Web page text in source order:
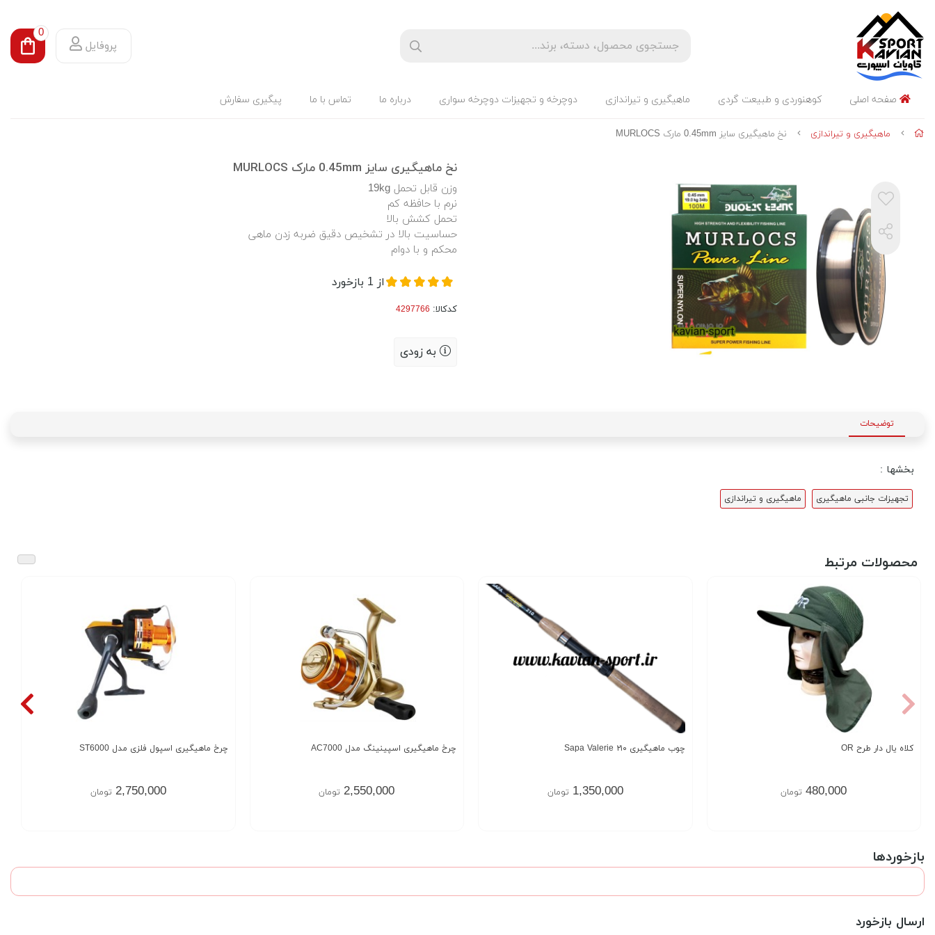
پروفایل
0
صفحه اصلی کوهنوردی و طبیعت گردی ماهیگیری و تیراندازی دوچرخه و تجهیزات دوچرخه سواری درباره ما تماس با ما پیگیری سفارش
ماهیگیری و تیراندازی نخ ماهیگیری سایز 0.45mm مارک MURLOCS
نخ ماهیگیری سایز 0.45mm مارک MURLOCS
وزن قابل تحمل 19kg
نرم با حافظه کم
تحمل کشش بالا
حساسیت بالا در تشخیص دقیق ضربه زدن ماهی
محکم و با دوام
از 1 بازخورد
کدکالا:
به زودی
توضیحات
بخشها :
تجهیزات جانبی ماهیگیری ماهیگیری و تیراندازی
محصولات مرتبط
کلاه یال دار طرح OR
480,000 تومان
چوب ماهیگیری ۲۱۰ Sapa Valerie
1,350,000 تومان
چرخ ماهیگیری اسپینینگ مدل AC7000
2,550,000 تومان
چرخ ماهیگیری اسپول فلزی مدل ST6000
2,750,000 تومان
بازخوردها
ارسال بازخورد